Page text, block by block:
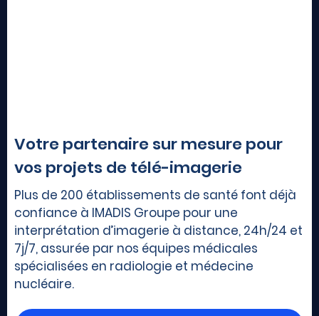
Votre partenaire sur mesure pour
vos projets de télé-imagerie
Plus de 200 établissements de santé font déjà
confiance à IMADIS Groupe pour une
interprétation d’imagerie à distance, 24h/24 et
7j/7, assurée par nos équipes médicales
spécialisées en radiologie et médecine
nucléaire.